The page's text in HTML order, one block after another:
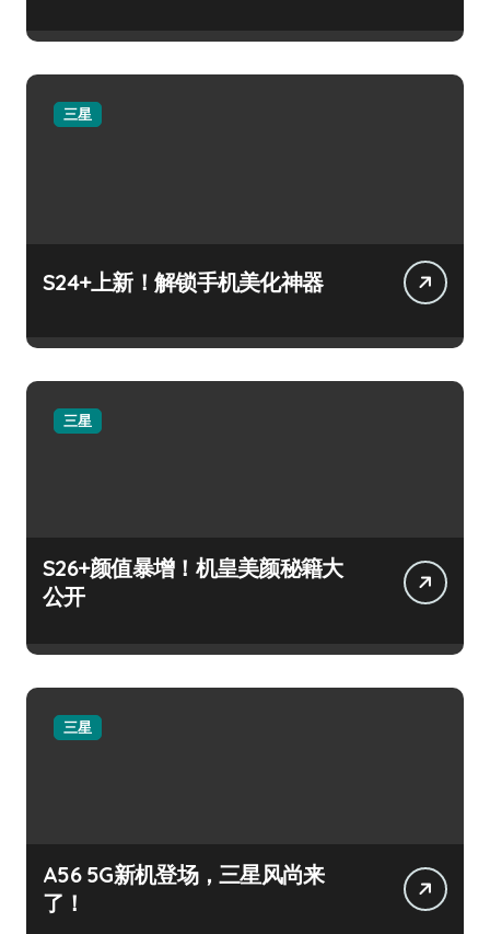
三星
S24+上新！解锁手机美化神器
三星
S26+颜值暴增！机皇美颜秘籍大
公开
三星
A56 5G新机登场，三星风尚来
了！